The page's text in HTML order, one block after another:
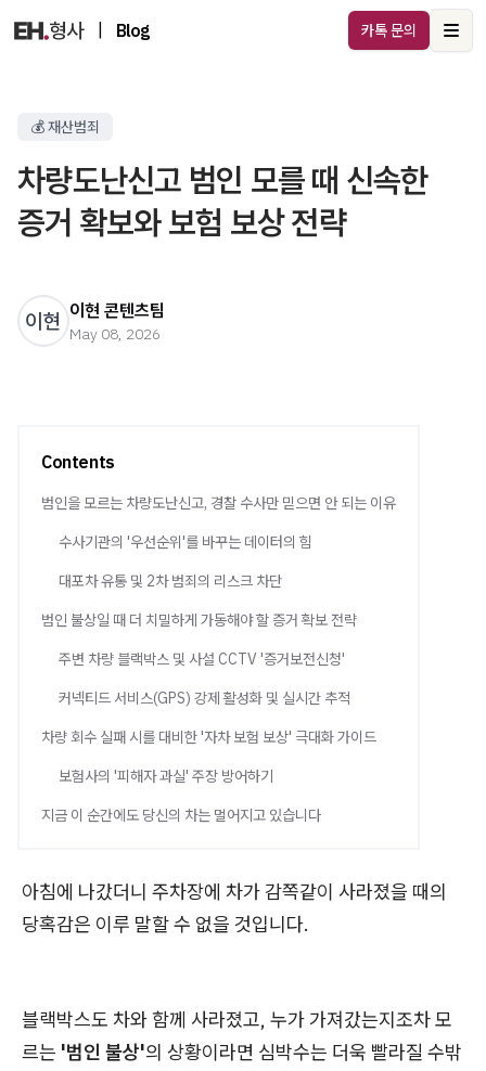
Blog 카톡 문의
💰 재산범죄
차량도난신고 범인 모를 때 신속한
증거 확보와 보험 보상 전략
이현 이현 콘텐츠팀
May 08, 2026
Contents
범인을 모르는 차량도난신고, 경찰 수사만 믿으면 안 되는 이유
수사기관의 '우선순위'를 바꾸는 데이터의 힘
대포차 유통 및 2차 범죄의 리스크 차단
범인 불상일 때 더 치밀하게 가동해야 할 증거 확보 전략
주변 차량 블랙박스 및 사설 CCTV '증거보전신청'
커넥티드 서비스(GPS) 강제 활성화 및 실시간 추적
차량 회수 실패 시를 대비한 '자차 보험 보상' 극대화 가이드
보험사의 '피해자 과실' 주장 방어하기
지금 이 순간에도 당신의 차는 멀어지고 있습니다
아침에 나갔더니 주차장에 차가 감쪽같이 사라졌을 때의
당혹감은 이루 말할 수 없을 것입니다.
블랙박스도 차와 함께 사라졌고, 누가 가져갔는지조차 모
르는 '범인 불상'의 상황이라면 심박수는 더욱 빨라질 수밖